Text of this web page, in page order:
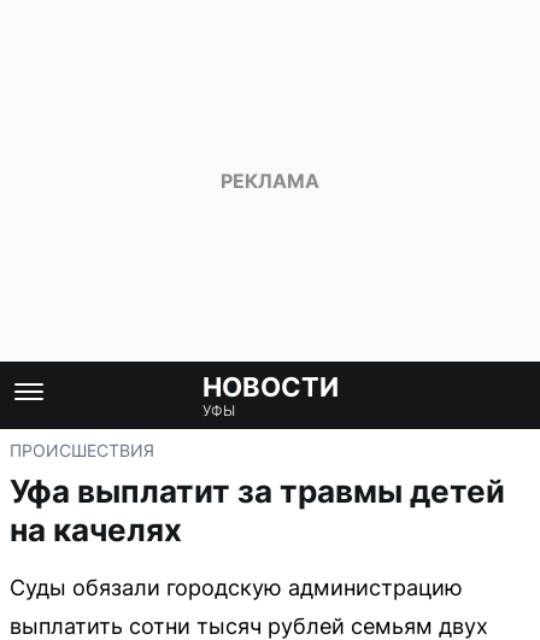
НОВОСТИ
УФЫ
ПРОИСШЕСТВИЯ
Уфа выплатит за травмы детей
на качелях
Суды обязали городскую администрацию
выплатить сотни тысяч рублей семьям двух